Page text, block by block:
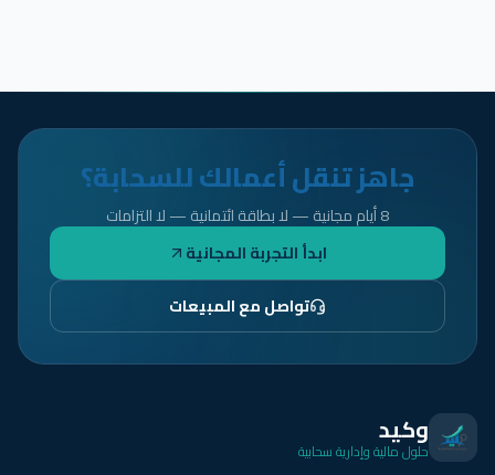
جاهز تنقل أعمالك للسحابة؟
8 أيام مجانية — لا بطاقة ائتمانية — لا التزامات
ابدأ التجربة المجانية
تواصل مع المبيعات
وكيد
حلول مالية وإدارية سحابية